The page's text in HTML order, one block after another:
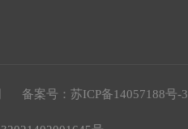
备案号： 苏ICP备14057188号-3